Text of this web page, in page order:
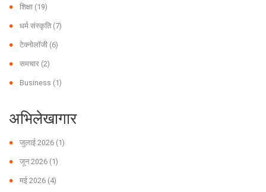
शिक्षा (19)
धर्म संस्कृति (7)
टेक्नोलॉजी (6)
समचार (2)
Business (1)
अभिलेखागार
जुलाई 2026 (1)
जून 2026 (1)
मई 2026 (4)